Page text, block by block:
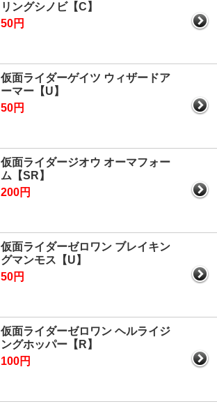
リングシノビ【C】
50円
仮面ライダーゲイツ ウィザードア
ーマー【U】
50円
仮面ライダージオウ オーマフォー
ム【SR】
200円
仮面ライダーゼロワン ブレイキン
グマンモス【U】
50円
仮面ライダーゼロワン ヘルライジ
ングホッパー【R】
100円